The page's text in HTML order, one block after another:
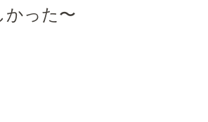
かった〜